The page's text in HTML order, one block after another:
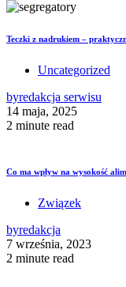
Teczki z nadrukiem –
Uncategorized
byredakcja serwisu
14 maja, 2025
2 minute read
Co ma wpływ na wysokość
Związek
byredakcja
7 września, 2023
2 minute read